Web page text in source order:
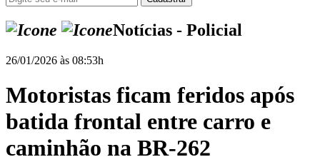
Notícias - Policial
26/01/2026 às 08:53h
Motoristas ficam feridos após
batida frontal entre carro e
caminhão na BR-262